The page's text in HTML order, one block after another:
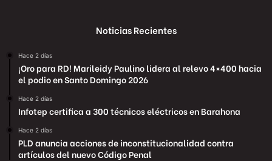
Noticias Recientes
Hace 2 días
¡Oro para RD! Marileidy Paulino lidera al relevo 4×400 hacia
el podio en Santo Domingo 2026
Hace 2 días
Infotep certifica a 300 técnicos eléctricos en Barahona
Hace 2 días
PLD anuncia acciones de inconstitucionalidad contra
artículos del nuevo Código Penal